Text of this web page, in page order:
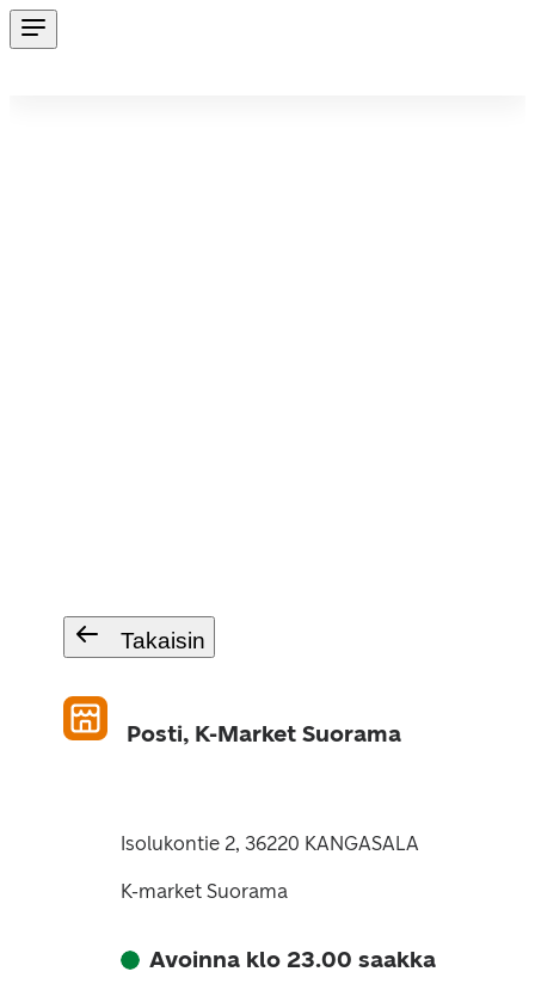
Takaisin
Posti, K-Market Suorama
Isolukontie 2, 36220 KANGASALA
K-market Suorama
Avoinna klo 23.00 saakka